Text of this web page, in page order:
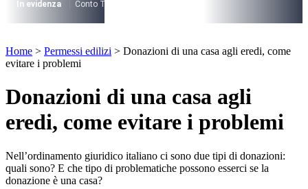
I più cercati
Lorem ipsum dolor sit amet consectetur
Lorem ipsum dolor sit amet consectetur
In evidenza Conto Termico
Home > Permessi edilizi > Donazioni di una casa agli eredi, come
evitare i problemi
Donazioni di una casa agli
eredi, come evitare i problemi
Nell’ordinamento giuridico italiano ci sono due tipi di donazioni:
quali sono? E che tipo di problematiche possono esserci se la
donazione è una casa?